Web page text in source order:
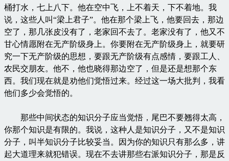
桶打水，七上八下。他在空中飞，上不着天，下不着地。我
说，这些人叫“梁上君子”。他在那个梁上飞，他要回去，那边
空了，那几张皮没有了，老家回不去了。老家没有了，他又不
甘心情愿附在无产阶级身上。你要附在无产阶级身上，就要研
究一下无产阶级的思想，要跟无产阶级有点感情，要跟工人、
农民交朋友。他不，他也晓得那边空了，但是还是想那个东
西。我们现在就是劝他们觉悟过来。经过这一场大批判，我看
他们多少会觉悟的。
那些中间状态的知识分子应当觉悟，尾巴不要翘得太高，
你那个知识是有限的。我说，这种人是知识分子，又不是知识
分子，叫半知识分子比较妥当。因为你的知识只有那么多，讲
起大道理来就犯错误。现在不去讲那些右派知识分子，那是反